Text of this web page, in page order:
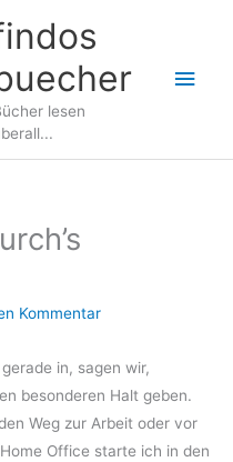
lesen
Kommentar
in, sagen wir,
besonderen Halt geben.
Weg zur Arbeit oder vor
Office starte ich in den